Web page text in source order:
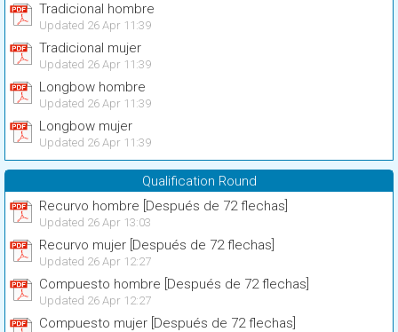
Tradicional hombre
Updated 26 Apr 11:39
Tradicional mujer
Updated 26 Apr 11:39
Longbow hombre
Updated 26 Apr 11:39
Longbow mujer
Updated 26 Apr 11:39
Qualification Round
Recurvo hombre [Después de 72 flechas]
Updated 26 Apr 13:03
Recurvo mujer [Después de 72 flechas]
Updated 26 Apr 12:27
Compuesto hombre [Después de 72 flechas]
Updated 26 Apr 12:27
Compuesto mujer [Después de 72 flechas]